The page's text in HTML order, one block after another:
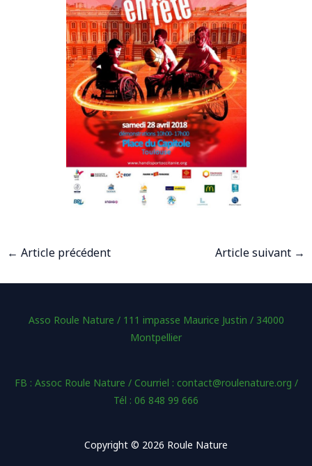
← Article précédent Article suivant →
Asso Roule Nature / 111 impasse Maurice Justin / 34000
Montpellier
FB : Assoc Roule Nature / Courriel : contact@roulenature.org /
Tél : 06 848 99 666
Copyright © 2026 Roule Nature